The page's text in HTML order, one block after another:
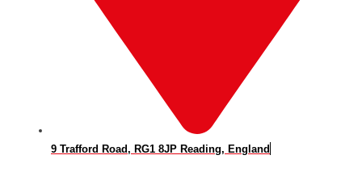
9 Trafford Road, RG1 8JP Reading, England